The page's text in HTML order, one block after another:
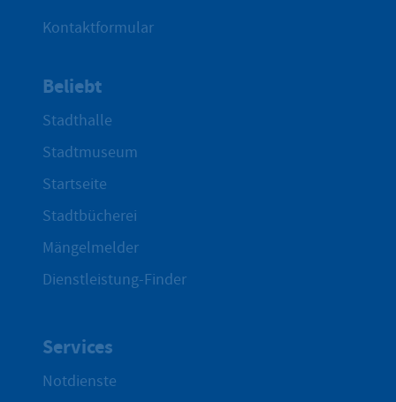
Kontaktformular
Beliebt
Stadthalle
Stadtmuseum
Startseite
Stadtbücherei
Mängelmelder
Dienstleistung-Finder
Services
Notdienste